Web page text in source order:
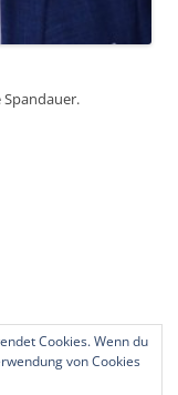
Spandauer.
Cookies. Wenn du
von Cookies